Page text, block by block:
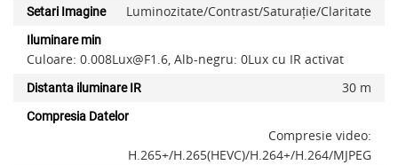
Setari Imagine Luminozitate/Contrast/Saturație/Claritate
Iluminare min
Culoare: 0.008Lux@F1.6, Alb-negru: 0Lux cu IR activat
Distanta iluminare IR 30 m
Compresia Datelor
Compresie video:
H.265+/H.265(HEVC)/H.264+/H.264/MJPEG